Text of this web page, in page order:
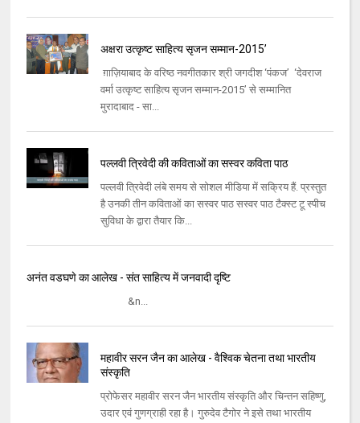
अक्षरा उत्कृष्ट साहित्य सृजन सम्मान-2015’
ग़ाज़ियाबाद के वरिष्ठ नवगीतकार श्री जगदीश ‘पंकज’ ‘देवराज
वर्मा उत्कृष्ट साहित्य सृजन सम्मान-2015’ से सम्मानित
मुरादाबाद - सा...
पल्लवी त्रिवेदी की कविताओं का सस्वर कविता पाठ
पल्लवी त्रिवेदी लंबे समय से सोशल मीडिया में सक्रिय हैं. प्रस्तुत
है उनकी तीन कविताओं का सस्वर पाठ सस्वर पाठ टैक्स्ट टू स्पीच
सुविधा के द्वारा तैयार कि...
अनंत वडघणे का आलेख - संत साहित्य में जनवादी दृष्टि
&n...
महावीर सरन जैन का आलेख - वैश्विक चेतना तथा भारतीय
संस्कृति
प्रोफेसर महावीर सरन जैन भारतीय संस्कृति और चिन्तन सहिष्णु,
उदार एवं गुणग्राही रहा है। गुरुदेव टैगोर ने इसे तथा भारतीय